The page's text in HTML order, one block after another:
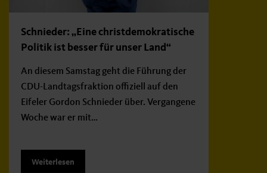
Schnieder: „Eine christdemokratische
Politik ist besser für unser Land“
An diesem Samstag geht die Führung der
CDU-Landtagsfraktion offiziell auf den
Eifeler Gordon Schnieder über. Vergangene
Woche war er mit…
Weiterlesen